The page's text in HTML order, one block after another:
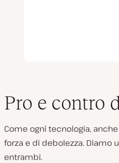
Pro e contro
Come ogni tecnologia,
forza e di debolezza. Diamo
entrambi.